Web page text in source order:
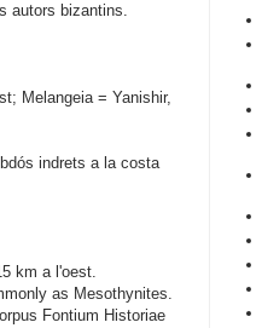
autors bizantins.
Melangeia = Yanishir,
indrets a la costa
km a l'oest.
as Mesothynites.
Fontium Historiae